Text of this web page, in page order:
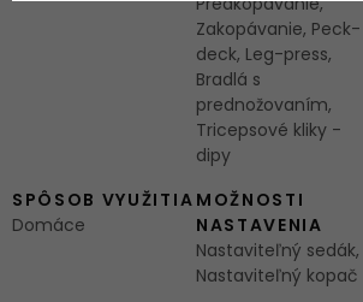
Zakopávanie, Peck-
deck, Leg-press,
Bradlá s
prednožovaním,
Tricepsové kliky -
dipy
SPÔSOB VYUŽITIA
Domáce
MOŽNOSTI
NASTAVENIA
Nastaviteľný sedák,
Nastaviteľný kopač